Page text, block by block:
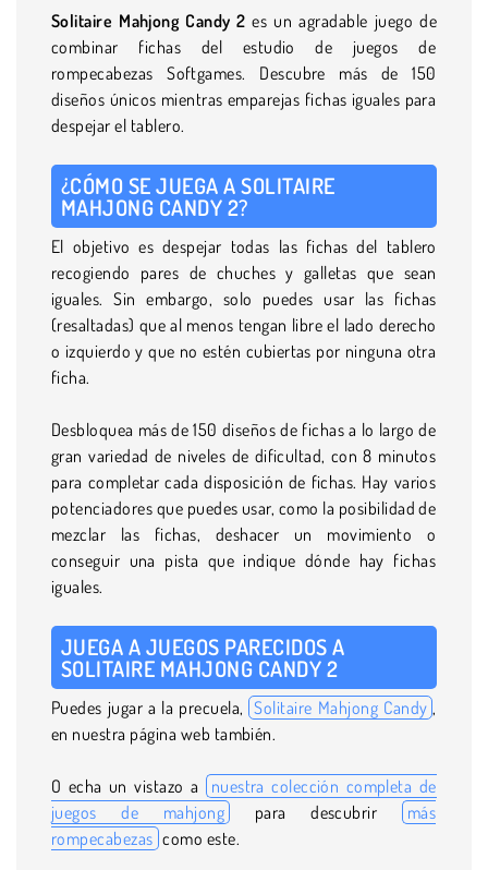
Solitaire Mahjong Candy 2es un agradable juego de
combinar fichas del estudio de juegos de
rompecabezas Softgames. Descubre más de 150
diseños únicos mientras emparejas fichas iguales para
despejar el tablero.
¿CÓMO SE JUEGA A SOLITAIRE
MAHJONG CANDY 2?
El objetivo es despejar todas las fichas del tablero
recogiendo pares de chuches y galletas que sean
iguales. Sin embargo, solo puedes usar las fichas
(resaltadas) que al menos tengan libre el lado derecho
o izquierdo y que no estén cubiertas por ninguna otra
ficha.
Desbloquea más de 150 diseños de fichas a lo largo de
gran variedad de niveles de dificultad, con 8 minutos
para completar cada disposición de fichas. Hay varios
potenciadores que puedes usar, como la posibilidad de
mezclar las fichas, deshacer un movimiento o
conseguir una pista que indique dónde hay fichas
iguales.
JUEGA A JUEGOS PARECIDOS A
SOLITAIRE MAHJONG CANDY 2
Puedes jugar a la precuela, Solitaire Mahjong Candy ,
en nuestra página web también.
O echa un vistazo a
nuestra colección completa de
juegos de mahjong
para descubrir
más
rompecabezas como este.